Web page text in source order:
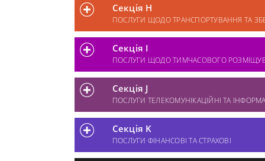
Секція H
ПОСЛУГИ ЩОДО ТРАНСПОРТУВАННЯ ТА
Секція I
ПОСЛУГИ ЩОДО ТИМЧАСОВОГО
Секція J
ПОСЛУГИ ТЕЛЕКОМУНІКАЦІЙНІ ТА
Секція K
ПОСЛУГИ ФІНАНСОВІ ТА СТРАХОВІ